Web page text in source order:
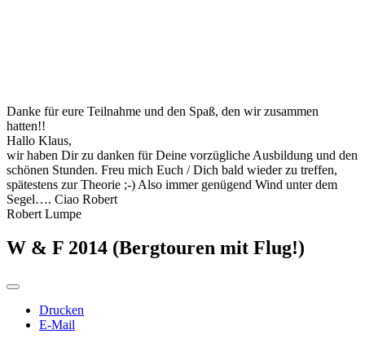
Danke für eure Teilnahme und den Spaß, den wir zusammen
hatten!!
Hallo Klaus,
wir haben Dir zu danken für Deine vorzügliche Ausbildung und den
schönen Stunden. Freu mich Euch / Dich bald wieder zu treffen,
spätestens zur Theorie ;-) Also immer genügend Wind unter dem
Segel…. Ciao Robert
Robert Lumpe
W & F 2014 (Bergtouren mit Flug!)
Drucken
E-Mail